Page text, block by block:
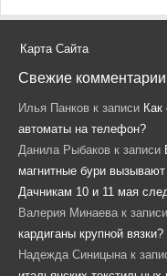
Карта Сайта
Свежие комментарии
Илья Панков к записи Как
автоматы на телефон?
Данила Рыбаков к записи
магнитные бури вызывают
Дачникам 10 и 11 мая
Валерия Минаева к записи
кардиганы крупной вязки?
Надежда Синицына к